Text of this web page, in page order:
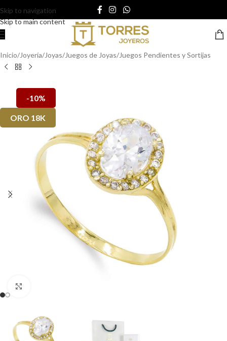
Skip to navigation
Skip to main content
Inicio/Joyería/Joyas/Juegos de Joyas/Juegos Pendientes y Sortijas
-10%
ORO 18K